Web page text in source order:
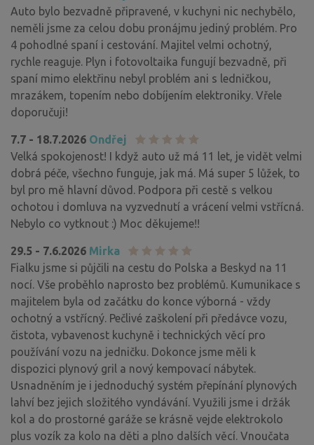
Auto bylo bezvadně připravené, v kuchyni nic nechybělo,
neměli jsme za celou dobu pronájmu jediný problém. Pro
4 pohodlné spaní i cestování. Majitel velmi ochotný,
rychle reaguje. Plyn i fotovoltaika fungují bezvadně, při
spaní mimo elektřinu nebyl problém ani s ledničkou,
mrazákem, topením nebo dobíjením elektroniky. Vřele
doporučuji!
7.7 - 18.7.2026 Ondřej
Velká spokojenost! I když auto už má 11 let, je vidět velmi
dobrá péče, všechno funguje, jak má. Má super 5 lůžek, to
byl pro mě hlavní důvod. Podpora při cestě s velkou
ochotou i domluva na vyzvednutí a vrácení velmi vstřícná.
Nebylo co vytknout :) Moc děkujeme!!
29.5 - 7.6.2026 Mirka
Fialku jsme si půjčili na cestu do Polska a Beskyd na 11
nocí. Vše proběhlo naprosto bez problémů. Kumunikace s
majitelem byla od začátku do konce výborná - vždy
ochotný a vstřícný. Pečlivé zaškolení při předávce vozu,
čistota, vybavenost kuchyně i technických věcí pro
používání vozu na jedničku. Dokonce jsme měli k
dispozici plynový gril a nový kempovací nábytek.
Usnadněním je i jednoduchý systém přepínání plynových
lahví bez jejich složitého vyndávání. Využili jsme i držák
kol a do prostorné garáže se krásně vejde elektrokolo
plus vozík za kolo na děti a plno dalších věcí. Vnoučata